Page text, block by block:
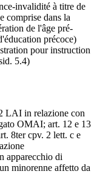
invalidité à titre de
comprise dans la
de l'âge pré-
précoce)
pour instruction
5.4)
LAI in relazione con
OMAI; art. 12 e 13
8ter cpv. 2 lett. c e
apparecchio di
minorenne affetto da